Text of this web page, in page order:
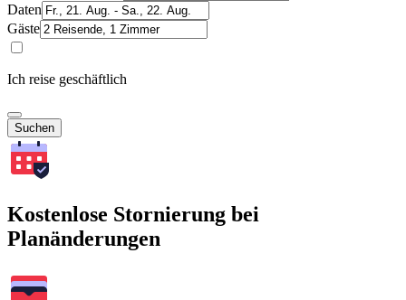
Daten
Gäste
Ich reise geschäftlich
Suchen
Kostenlose Stornierung bei
Planänderungen